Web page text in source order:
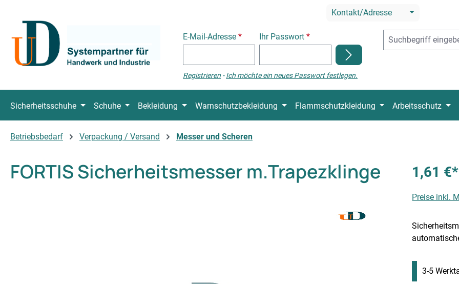
Kontakt/Adresse
E-Mail-Adresse * Ihr Passwort*
Registrieren -Ich möchte ein neues Passwort festlegen.
Sicherheitsschuhe Schuhe Bekleidung Warnschutzbekleidung Flammschutzkleidung Arbeitsschutz
Betriebsbedarf Verpackung / Versand Messer und Scheren
FORTIS Sicherheitsmesser m.Trapezklinge 1,61 €*
Preise inkl.
3-5